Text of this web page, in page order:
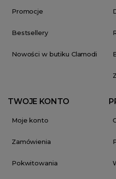
Promocje
Bestsellery
Nowości w butiku Clamodi
TWOJE KONTO
Moje konto
Zamówienia
Pokwitowania